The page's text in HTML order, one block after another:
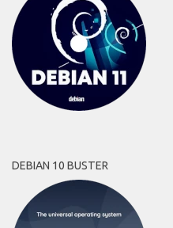
DEBIAN 10 BUSTER